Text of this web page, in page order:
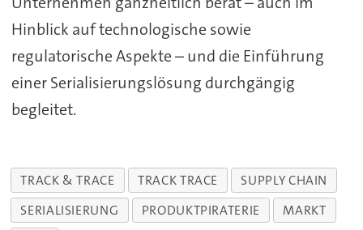
Hinblick auf technologische sowie
regulatorische Aspekte – und die Einführung
einer Serialisierungslösung durchgängig
begleitet.
TRACK & TRACE TRACK TRACE
SUPPLY CHAIN
SERIALISIERUNG
PRODUKTPIRATERIE
MARKT